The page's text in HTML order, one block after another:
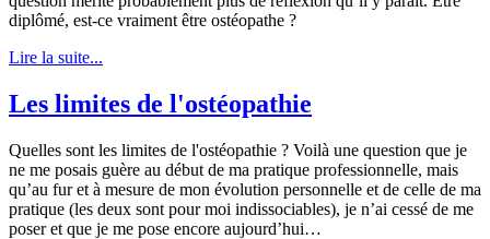
diplômé, est-ce vraiment être ostéopathe ?
Lire la suite...
Les limites de l'ostéopathie
Quelles sont les limites de l'ostéopathie ? Voilà une question que je
ne me posais guère au début de ma pratique professionnelle, mais
qu’au fur et à mesure de mon évolution personnelle et de celle de ma
pratique (les deux sont pour moi indissociables), je n’ai cessé de me
poser et que je me pose encore aujourd’hui…